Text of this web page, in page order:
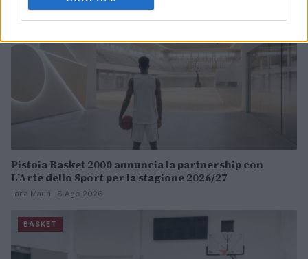
Pistoia Basket 2000 annuncia la partnership con
L’Arte dello Sport per la stagione 2026/27
Ilaria Mauri · 6 Ago 2026
BASKET